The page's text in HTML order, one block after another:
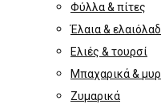
Φύλλα & πίτες
Έλαια &
Ελιές & τουρσί
Μπαχαρικά &
Ζυμαρικά